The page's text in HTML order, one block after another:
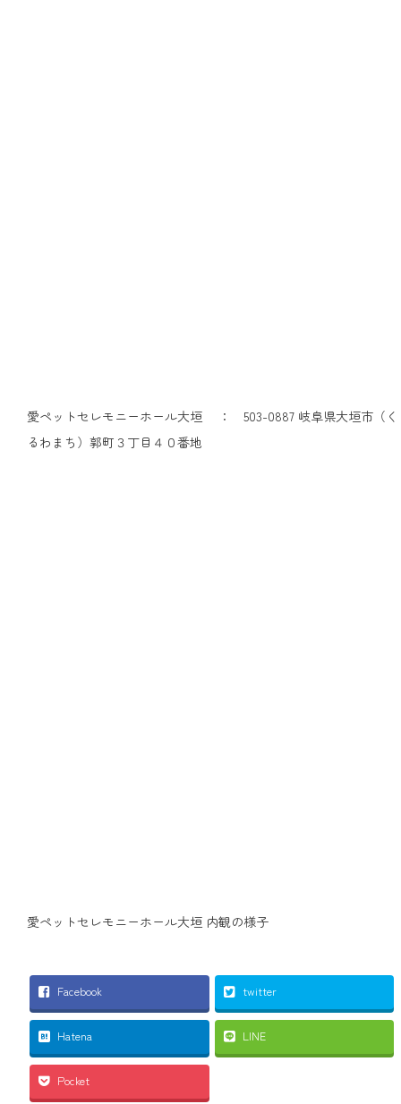
愛ペットセレモニーホール大垣 ： 503-0887 岐阜県大垣市（く
るわまち）郭町３丁目４０番地
愛ペットセレモニーホール大垣 内観の様子
Facebook twitter
Hatena LINE
Pocket